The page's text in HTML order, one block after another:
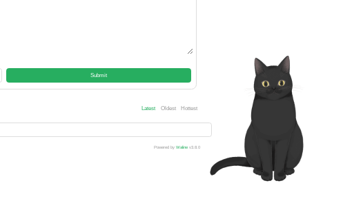
Submit
Latest Oldest Hottest
Powered by Waline v3.8.0